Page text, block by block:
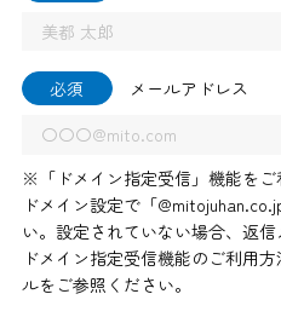
必須 メールアドレス
※「ドメイン指定受信」機能をご
ドメイン設定で「
い。設定されていない場合、返信
ドメイン指定受信機能のご利用
ルをご参照ください。